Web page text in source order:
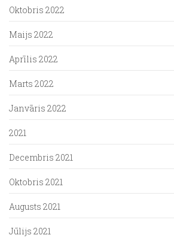
Oktobris 2022
Maijs 2022
Aprīlis 2022
Marts 2022
Janvāris 2022
2021
Decembris 2021
Oktobris 2021
Augusts 2021
Jūlijs 2021